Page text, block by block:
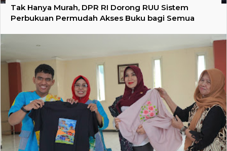
Tak Hanya Murah, DPR RI Dorong RUU Sistem
Perbukuan Permudah Akses Buku bagi Semua